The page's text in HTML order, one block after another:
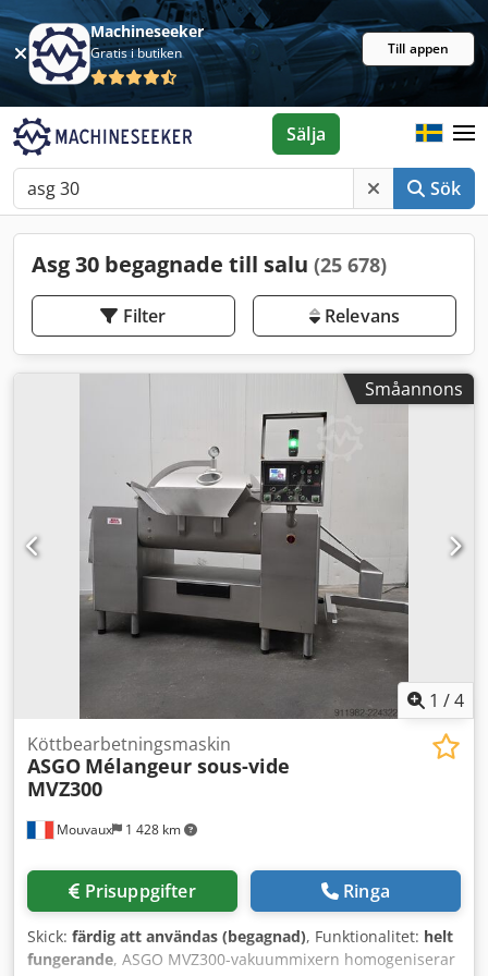
Machineseeker
Gratis i butiken Till appen
Sök
Sälja
Asg 30 begagnade till salu (25 678)
Filter Relevans
Småannons
1 /4
Mouvaux 1 428 km
Köttbearbetningsmaskin
ASGO Mélangeur sous-vide
MVZ300
Prisuppgifter Ringa
Skick: färdig att användas (begagnad), Funktionalitet: helt
fungerande, ASGO MVZ300-vakuummixern homogeniserar